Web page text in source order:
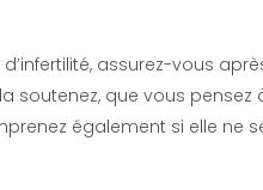
assurez-vous
que vous pensez
également si elle ne